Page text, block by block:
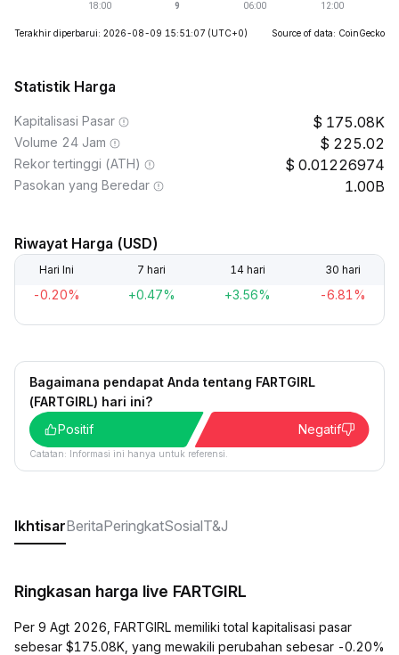
Terakhir diperbarui: 2026-08-09 15:51:07 (UTC+0) Source of data: CoinGecko
Statistik Harga
Kapitalisasi Pasar 175.08K
Volume 24 Jam 225.02
Rekor tertinggi (ATH) 0.01226974
Pasokan yang Beredar 1.00B
Riwayat Harga (USD)
Hari Ini 7 hari 14 hari 30 hari
-0.20% +0.47% +3.56% -6.81%
Bagaimana pendapat Anda tentang FARTGIRL
(FARTGIRL) hari ini?
Positif
Negatif
Catatan: Informasi ini hanya untuk referensi.
IkhtisarBeritaPeringkatSosialT&J
Ringkasan harga live FARTGIRL
Per 9 Agt 2026, FARTGIRL memiliki total kapitalisasi pasar
sebesar $175.08K, yang mewakili perubahan sebesar -0.20%